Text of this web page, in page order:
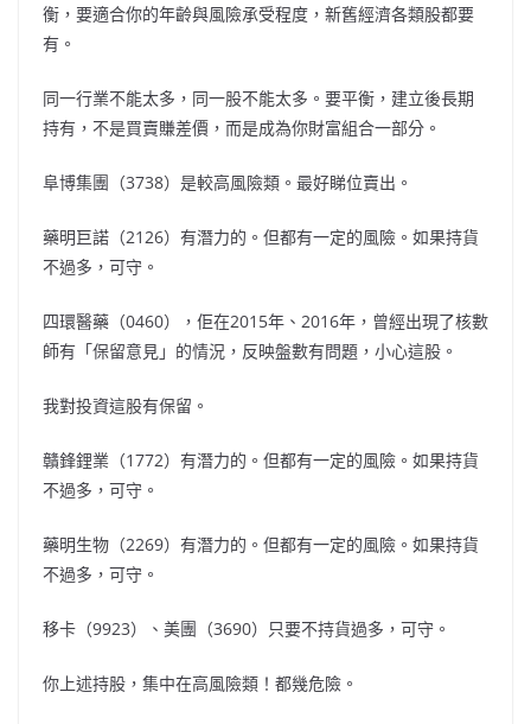
衡，要適合你的年齡與風險承受程度，新舊經濟各類股都要
有。
同一行業不能太多，同一股不能太多。要平衡，建立後長期
持有，不是買賣賺差價，而是成為你財富組合一部分。
阜博集團（3738）是較高風險類。最好睇位賣出。
藥明巨諾（2126）有潛力的。但都有一定的風險。如果持貨
不過多，可守。
四環醫藥（0460），佢在2015年、2016年，曾經出現了核數
師有「保留意見」的情況，反映盤數有問題，小心這股。
我對投資這股有保留。
贛鋒鋰業（1772）有潛力的。但都有一定的風險。如果持貨
不過多，可守。
藥明生物（2269）有潛力的。但都有一定的風險。如果持貨
不過多，可守。
移卡（9923）、美團（3690）只要不持貨過多，可守。
你上述持股，集中在高風險類！都幾危險。